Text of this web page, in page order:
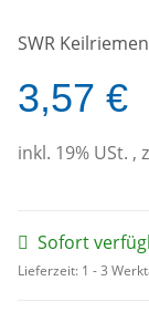
SWR
3,57 €
inkl. 19% USt. ,
Sofort
Lieferzeit: 1 - 3